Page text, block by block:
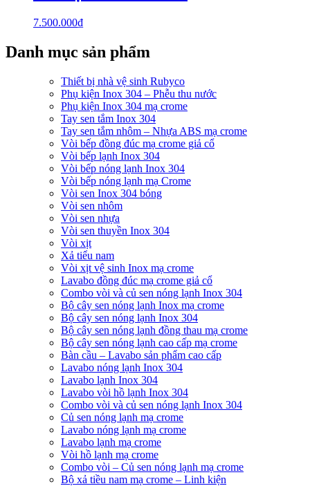
7.500.000₫
Danh mục sản phẩm
Thiết bị nhà vệ sinh Rubyco
Phụ kiện Inox 304 – Phễu thu nước
Phụ kiện Inox 304 mạ crome
Tay sen tắm Inox 304
Tay sen tắm nhôm – Nhựa ABS mạ crome
Vòi bếp đồng đúc mạ crome giả cổ
Vòi bếp lạnh Inox 304
Vòi bếp nóng lạnh Inox 304
Vòi bếp nóng lạnh mạ Crome
Vòi sen Inox 304 bóng
Vòi sen nhôm
Vòi sen nhựa
Vòi sen thuyền Inox 304
Vòi xịt
Xả tiểu nam
Vòi xịt vệ sinh Inox mạ crome
Lavabo đồng đúc mạ crome giả cổ
Combo vòi và củ sen nóng lạnh Inox 304
Bộ cây sen nóng lạnh Inox mạ crome
Bộ cây sen nóng lạnh Inox 304
Bộ cây sen nóng lạnh đồng thau mạ crome
Bộ cây sen nóng lạnh cao cấp mạ crome
Bàn cầu – Lavabo sản phẩm cao cấp
Lavabo nóng lạnh Inox 304
Lavabo lạnh Inox 304
Lavabo vòi hồ lạnh Inox 304
Combo vòi và củ sen nóng lạnh Inox 304
Củ sen nóng lạnh mạ crome
Lavabo nóng lạnh mạ crome
Lavabo lạnh mạ crome
Vòi hồ lạnh mạ crome
Combo vòi – Củ sen nóng lạnh mạ crome
Bộ xả tiều nam mạ crome – Linh kiện